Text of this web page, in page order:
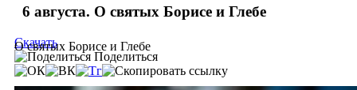
6 августа. О святых Борисе и Глебе
О святых Борисе и Глебе
Скачать
Поделиться